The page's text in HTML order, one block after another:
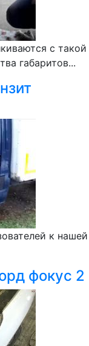
с такой
габаритов...
к нашей
фокус 2